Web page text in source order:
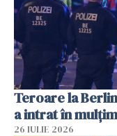
Teroare la
a intrat în
26 IULIE 2026